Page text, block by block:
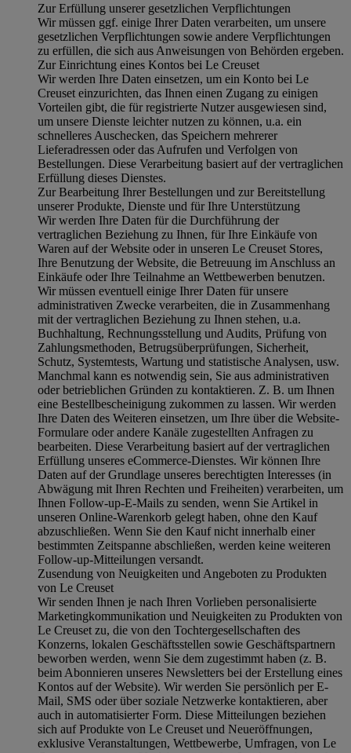
Zur Erfüllung unserer gesetzlichen Verpflichtungen
Wir müssen ggf. einige Ihrer Daten verarbeiten, um unsere
gesetzlichen Verpflichtungen sowie andere Verpflichtungen
zu erfüllen, die sich aus Anweisungen von Behörden ergeben.
Zur Einrichtung eines Kontos bei Le Creuset
Wir werden Ihre Daten einsetzen, um ein Konto bei Le
Creuset einzurichten, das Ihnen einen Zugang zu einigen
Vorteilen gibt, die für registrierte Nutzer ausgewiesen sind,
um unsere Dienste leichter nutzen zu können, u.a. ein
schnelleres Auschecken, das Speichern mehrerer
Lieferadressen oder das Aufrufen und Verfolgen von
Bestellungen. Diese Verarbeitung basiert auf der vertraglichen
Erfüllung dieses Dienstes.
Zur Bearbeitung Ihrer Bestellungen und zur Bereitstellung
unserer Produkte, Dienste und für Ihre Unterstützung
Wir werden Ihre Daten für die Durchführung der
vertraglichen Beziehung zu Ihnen, für Ihre Einkäufe von
Waren auf der Website oder in unseren Le Creuset Stores,
Ihre Benutzung der Website, die Betreuung im Anschluss an
Einkäufe oder Ihre Teilnahme an Wettbewerben benutzen.
Wir müssen eventuell einige Ihrer Daten für unsere
administrativen Zwecke verarbeiten, die in Zusammenhang
mit der vertraglichen Beziehung zu Ihnen stehen, u.a.
Buchhaltung, Rechnungsstellung und Audits, Prüfung von
Zahlungsmethoden, Betrugsüberprüfungen, Sicherheit,
Schutz, Systemtests, Wartung und statistische Analysen, usw.
Manchmal kann es notwendig sein, Sie aus administrativen
oder betrieblichen Gründen zu kontaktieren. Z. B. um Ihnen
eine Bestellbescheinigung zukommen zu lassen. Wir werden
Ihre Daten des Weiteren einsetzen, um Ihre über die Website-
Formulare oder andere Kanäle zugestellten Anfragen zu
bearbeiten. Diese Verarbeitung basiert auf der vertraglichen
Erfüllung unseres eCommerce-Dienstes. Wir können Ihre
Daten auf der Grundlage unseres berechtigten Interesses (in
Abwägung mit Ihren Rechten und Freiheiten) verarbeiten, um
Ihnen Follow-up-E-Mails zu senden, wenn Sie Artikel in
unseren Online-Warenkorb gelegt haben, ohne den Kauf
abzuschließen. Wenn Sie den Kauf nicht innerhalb einer
bestimmten Zeitspanne abschließen, werden keine weiteren
Follow-up-Mitteilungen versandt.
Zusendung von Neuigkeiten und Angeboten zu Produkten
von Le Creuset
Wir senden Ihnen je nach Ihren Vorlieben personalisierte
Marketingkommunikation und Neuigkeiten zu Produkten von
Le Creuset zu, die von den Tochtergesellschaften des
Konzerns, lokalen Geschäftsstellen sowie Geschäftspartnern
beworben werden, wenn Sie dem zugestimmt haben (z. B.
beim Abonnieren unseres Newsletters bei der Erstellung eines
Kontos auf der Website). Wir werden Sie persönlich per E-
Mail, SMS oder über soziale Netzwerke kontaktieren, aber
auch in automatisierter Form. Diese Mitteilungen beziehen
sich auf Produkte von Le Creuset und Neueröffnungen,
exklusive Veranstaltungen, Wettbewerbe, Umfragen, von Le